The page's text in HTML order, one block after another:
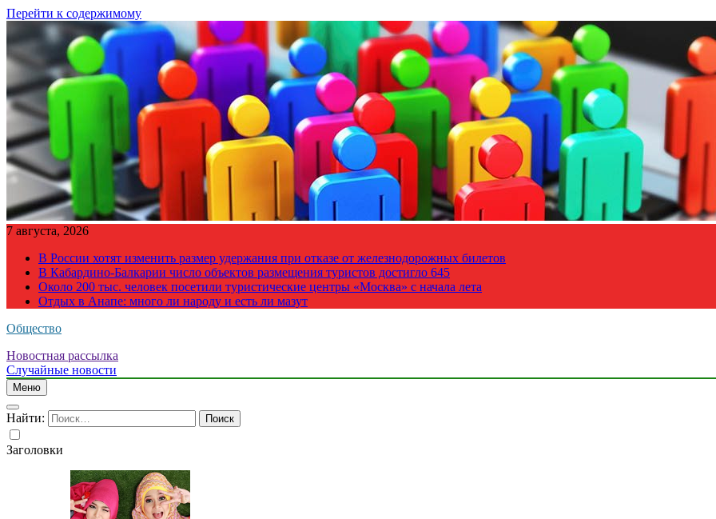
Перейти к содержимому
7 августа, 2026
В России хотят изменить размер удержания при отказе от железнодорожных билетов
В Кабардино-Балкарии число объектов размещения туристов достигло 645
Около 200 тыс. человек посетили туристические центры «Москва» с начала лета
Отдых в Анапе: много ли народу и есть ли мазут
Общество
Новостная рассылка
Случайные новости
Меню
Найти:
Заголовки